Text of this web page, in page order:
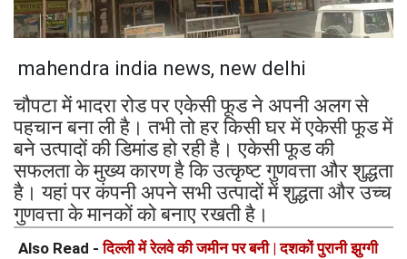
mahendra india news, new delhi
चौपटा में भादरा रोड पर एकेसी फूड ने अपनी अलग से
पहचान बना ली है। तभी तो हर किसी घर में एकेसी फूड में
बने उत्पादों की डिमांड हो रही है। एकेसी फूड की
सफलता के मुख्य कारण है कि उत्कृष्ट गुणवत्ता और शुद्धता
है। यहां पर कंपनी अपने सभी उत्पादों में शुद्धता और उच्च
गुणवत्ता के मानकों को बनाए रखती है।
Also Read -दिल्ली में रेलवे की जमीन पर बनी | दशकों पुरानी झुग्गी